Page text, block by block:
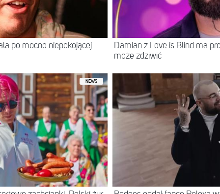
po mocno niepokojącej
Damian z Love is Blind ma
może zdziwić
NEWS